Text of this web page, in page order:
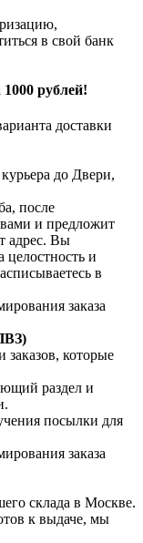
в свой банк
рублей!
доставки
до Двери,
после
вами и предложит
адрес. Вы
целостность и
в
заказа
заказов, которые
раздел и
посылки для
заказа
склада в Москве.
к выдаче, мы